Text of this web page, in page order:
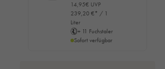
14,95€ UVP
239,20 €* / 1
Liter
+ 11 Fuchstaler
Sofort verfügbar